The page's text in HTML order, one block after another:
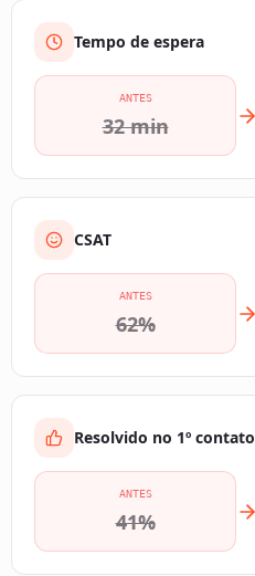
Tempo de espera
ANTES
32 min
CSAT
ANTES
62%
Resolvido no 1º contato
ANTES
41%